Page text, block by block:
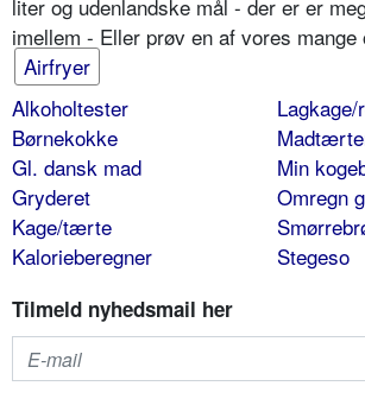
liter og udenlandske mål - der er er
imellem - Eller prøv en af vores
Airfryer
Alkoholtester
Børnekokke
Gl. dansk mad
Gryderet
Kage/tærte
Kalorieberegner
Lagkage/
Min
Omregn
Stegeso
Tilmeld nyhedsmail her